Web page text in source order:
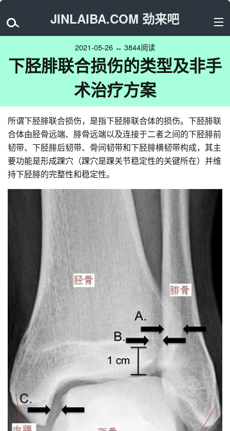
JINLAIBA.COM 劲来吧
2021-05-26 ↔ 3844阅读
下胫腓联合损伤的类型及非手
术治疗方案
所谓下胫腓联合损伤，是指下胫腓联合体的损伤。下胫腓联
合体由胫骨远端、腓骨远端以及连接于二者之间的下胫腓前
韧带、下胫腓后韧带、骨间韧带和下胫腓横韧带构成，其主
要功能是形成踝穴（踝穴是踝关节稳定性的关键所在）并维
持下胫腓的完整性和稳定性。